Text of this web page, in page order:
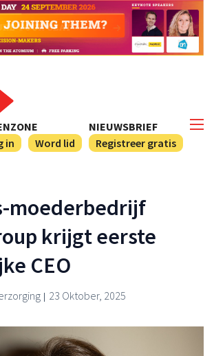
NIEUWSBRIEF
Registreer gratis
in
Word lid
moederbedrijf
krijgt eerste
CEO
23 Oktober, 2025